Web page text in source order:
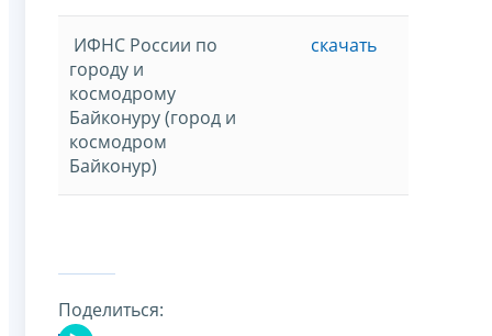
ИФНС России по
городу и
космодрому
Байконуру (город и
космодром
Байконур)
скачать
Поделиться: